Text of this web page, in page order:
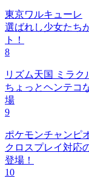
東京ワルキューレ
選ばれし少女たち
ト！
8
リズム天国 ミラク
ちょっとヘンテコ
場
9
ポケモンチャンピ
クロスプレイ対応
登場！
10